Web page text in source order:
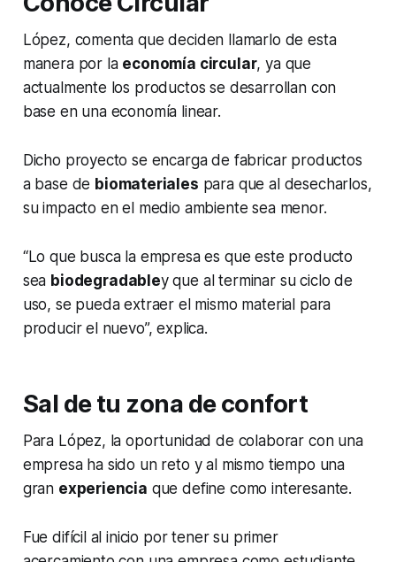
López, comenta que deciden llamarlo de esta
manera por la economía circular, ya que
actualmente los productos se desarrollan con
base en una economía linear.
Dicho proyecto se encarga de fabricar productos
a base de biomateriales para que al desecharlos,
su impacto en el medio ambiente sea menor.
“Lo que busca la empresa es que este producto
sea biodegradabley que al terminar su ciclo de
uso, se pueda extraer el mismo material para
producir el nuevo”, explica.
Sal de tu zona de confort
Para López, la oportunidad de colaborar con una
empresa ha sido un reto y al mismo tiempo una
gran experiencia que define como interesante.
Fue difícil al inicio por tener su primer